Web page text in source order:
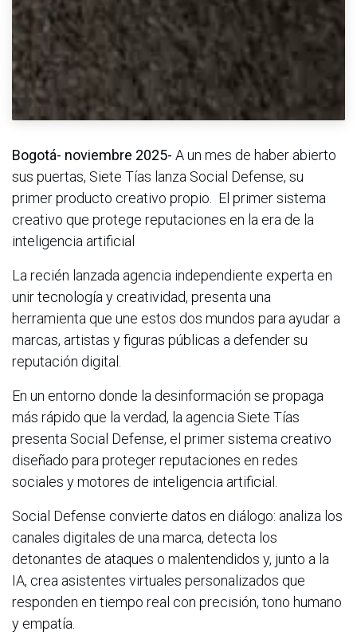
Bogotá- noviembre 2025- A un mes de haber abierto
sus puertas, Siete Tías lanza Social Defense, su
primer producto creativo propio. El primer sistema
creativo que protege reputaciones en la era de la
inteligencia artificial
La recién lanzada agencia independiente experta en
unir tecnología y creatividad, presenta una
herramienta que une estos dos mundos para ayudar a
marcas, artistas y figuras públicas a defender su
reputación digital.
En un entorno donde la desinformación se propaga
más rápido que la verdad, la agencia Siete Tías
presenta Social Defense, el primer sistema creativo
diseñado para proteger reputaciones en redes
sociales y motores de inteligencia artificial.
Social Defense convierte datos en diálogo: analiza los
canales digitales de una marca, detecta los
detonantes de ataques o malentendidos y, junto a la
IA, crea asistentes virtuales personalizados que
responden en tiempo real con precisión, tono humano
y empatía.